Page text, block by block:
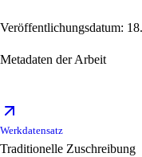
Veröffentlichungsdatum:
Metadaten der Arbeit
Werkdatensatz
Traditionelle Zuschreibung